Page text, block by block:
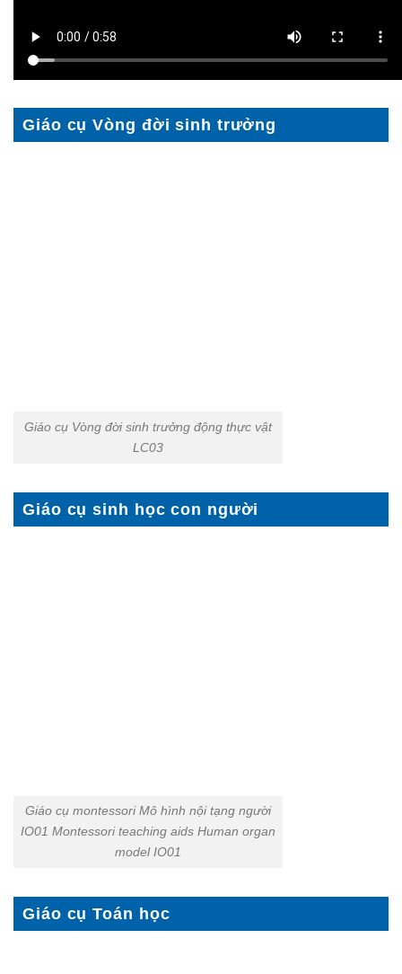
Giáo cụ Vòng đời sinh trưởng
Giáo cụ Vòng đời sinh trưởng động thực vật
LC03
Giáo cụ sinh học con người
Giáo cụ montessori Mô hình nội tạng người
IO01 Montessori teaching aids Human organ
model IO01
Giáo cụ Toán học